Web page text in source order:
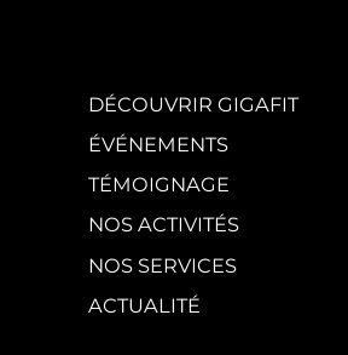
clubs.
DÉCOUVRIR GIGAFIT
ÉVÉNEMENTS
TÉMOIGNAGE
NOS ACTIVITÉS
NOS SERVICES
ACTUALITÉ